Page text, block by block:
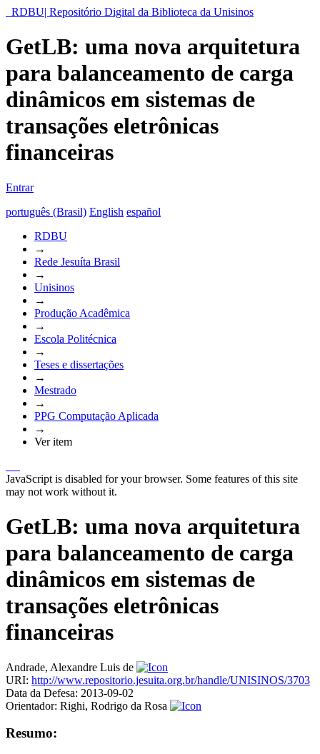
RDBU| Repositório Digital da Biblioteca da Unisinos
GetLB: uma nova arquitetura
para balanceamento de carga
dinâmicos em sistemas de
transações eletrônicas
financeiras
Entrar
português (Brasil) English español
RDBU
→
Rede Jesuíta Brasil
→
Unisinos
→
Produção Acadêmica
→
Escola Politécnica
→
Teses e dissertações
→
Mestrado
→
PPG Computação Aplicada
→
Ver item
JavaScript is disabled for your browser. Some features of this site
may not work without it.
GetLB: uma nova arquitetura
para balanceamento de carga
dinâmicos em sistemas de
transações eletrônicas
financeiras
Andrade, Alexandre Luis de
URI: http://www.repositorio.jesuita.org.br/handle/UNISINOS/3703
Data da Defesa: 2013-09-02
Orientador: Righi, Rodrigo da Rosa
Resumo: